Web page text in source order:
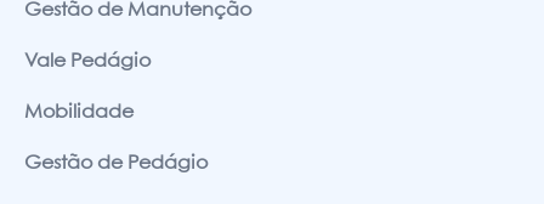
Gestão de Manutenção
Vale Pedágio
Mobilidade
Gestão de Pedágio